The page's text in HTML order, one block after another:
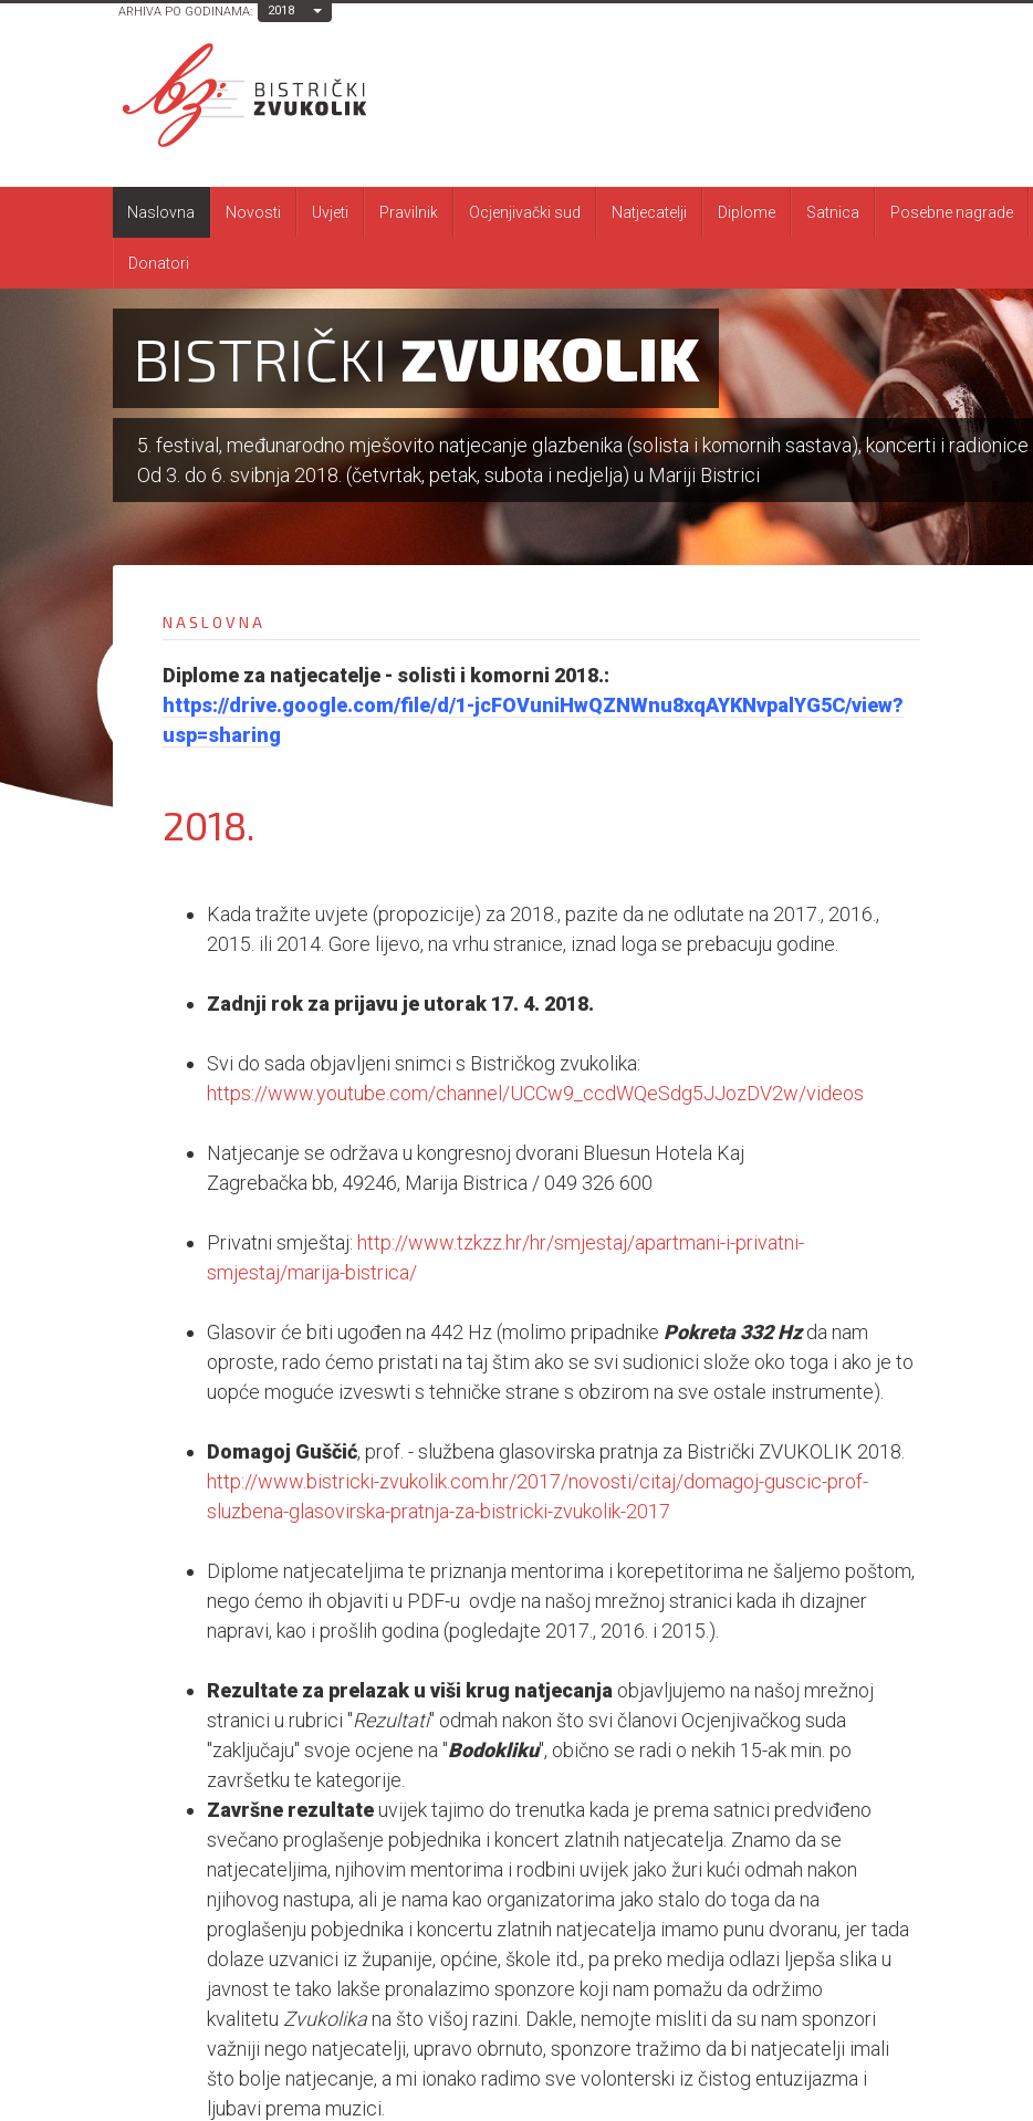
ARHIVA PO GODINAMA: 2018 Toggle Dropdown
Naslovna Novosti Uvjeti Pravilnik Ocjenjivački sud Natjecatelji Diplome Satnica Posebne nagrade
Donatori
BISTRIČKIZVUKOLIK
5. festival, međunarodno mješovito natjecanje glazbenika (solista i komornih sastava), koncerti i radionice
Od 3. do 6. svibnja 2018. (četvrtak, petak, subota i nedjelja) u Mariji Bistrici
NASLOVNA
Diplome za natjecatelje - solisti i komorni 2018.:
https://drive.google.com/file/d/1-jcFOVuniHwQZNWnu8xqAYKNvpalYG5C/view?
usp=sharing
2018.
Kada tražite uvjete (propozicije) za 2018., pazite da ne odlutate na 2017., 2016.,
2015. ili 2014. Gore lijevo, na vrhu stranice, iznad loga se prebacuju godine.
Zadnji rok za prijavu je utorak 17. 4. 2018.
Svi do sada objavljeni snimci s Bistričkog zvukolika:
https://www.youtube.com/channel/UCCw9_ccdWQeSdg5JJozDV2w/videos
Natjecanje se održava u kongresnoj dvorani Bluesun Hotela Kaj
Zagrebačka bb, 49246, Marija Bistrica / 049 326 600
Privatni smještaj: http://www.tzkzz.hr/hr/smjestaj/apartmani-i-privatni-
smjestaj/marija-bistrica/
Glasovir će biti ugođen na 442 Hz (molimo pripadnike Pokreta 332 Hzda nam
oproste, rado ćemo pristati na taj štim ako se svi sudionici slože oko toga i ako je to
uopće moguće izveswti s tehničke strane s obzirom na sve ostale instrumente).
Domagoj Guščić, prof. - službena glasovirska pratnja za Bistrički ZVUKOLIK 2018.
http://www.bistricki-zvukolik.com.hr/2017/novosti/citaj/domagoj-guscic-prof-
sluzbena-glasovirska-pratnja-za-bistricki-zvukolik-2017
Diplome natjecateljima te priznanja mentorima i korepetitorima ne šaljemo poštom,
nego ćemo ih objaviti u PDF-u ovdje na našoj mrežnoj stranici kada ih dizajner
napravi, kao i prošlih godina (pogledajte 2017., 2016. i 2015.).
Rezultate za prelazak u viši krug natjecanja objavljujemo na našoj mrežnoj
stranici u rubrici "Rezultati" odmah nakon što svi članovi Ocjenjivačkog suda
"zaključaju" svoje ocjene na "Bodokliku", obično se radi o nekih 15-ak min. po
završetku te kategorije.
Završne rezultate uvijek tajimo do trenutka kada je prema satnici predviđeno
svečano proglašenje pobjednika i koncert zlatnih natjecatelja. Znamo da se
natjecateljima, njihovim mentorima i rodbini uvijek jako žuri kući odmah nakon
njihovog nastupa, ali je nama kao organizatorima jako stalo do toga da na
proglašenju pobjednika i koncertu zlatnih natjecatelja imamo punu dvoranu, jer tada
dolaze uzvanici iz županije, općine, škole itd., pa preko medija odlazi ljepša slika u
javnost te tako lakše pronalazimo sponzore koji nam pomažu da održimo
kvalitetu Zvukolika na što višoj razini. Dakle, nemojte misliti da su nam sponzori
važniji nego natjecatelji, upravo obrnuto, sponzore tražimo da bi natjecatelji imali
što bolje natjecanje, a mi ionako radimo sve volonterski iz čistog entuzijazma i
ljubavi prema muzici.